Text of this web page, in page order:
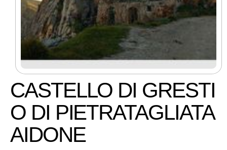
CASTELLO DI GRESTI
O DI PIETRATAGLIATA
AIDONE